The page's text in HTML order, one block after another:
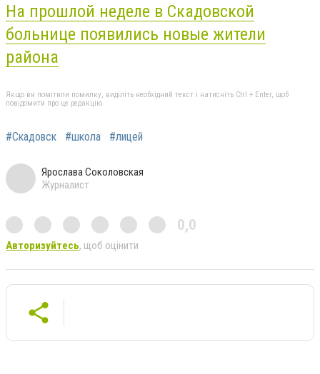
На прошлой неделе в Скадовской
больнице появились новые жители
района
Якщо ви помітили помилку, виділіть необхідний текст і натисніть Ctrl + Enter, щоб
повідомити про це редакцію
#Скадовск #школа #лицей
Ярослава Соколовская
Журналист
0,0
Авторизуйтесь, щоб оцінити